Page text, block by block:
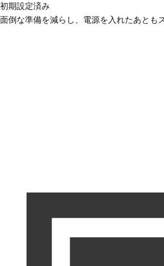
初期設定済み
面倒な準備を減らし、電源を入れたあとも